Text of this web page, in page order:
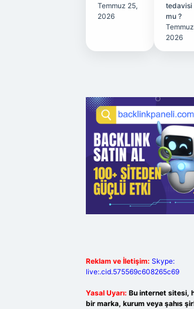
Temmuz 25,
2026
tedavisi
mu ?
2026
Reklam ve İletişim: Skype:
live:.cid.575569c608265c69
Yasal Uyarı: Bu internet sitesi,
bir marka, kurum veya şahıs